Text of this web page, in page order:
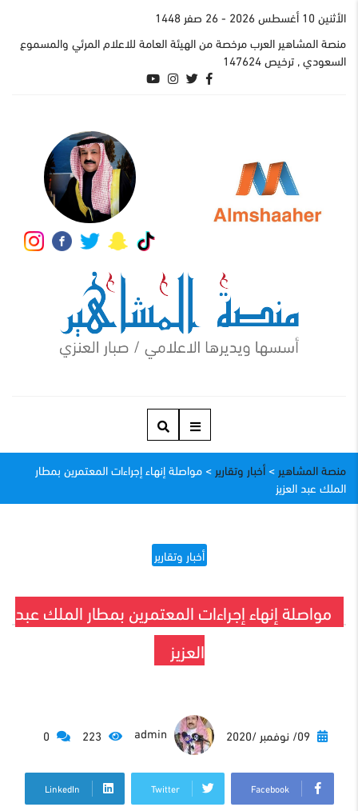
اﻷثنين 10 أغسطس 2026
- 26 صفر 1448
منصة المشاهير العرب مرخصة من الهيئة العامة للاعلام المرئي والمسموع
السعودي , ترخيص 147624
منصة المشاهير >أخبار وتقارير > مواصلة إنهاء إجراءات المعتمرين بمطار
الملك عبد العزيز
أخبار وتقارير
مواصلة إنهاء إجراءات المعتمرين بمطار الملك عبد
العزيز
09/ نوفمبر /2020
Facebook
Twitter
LinkedIn